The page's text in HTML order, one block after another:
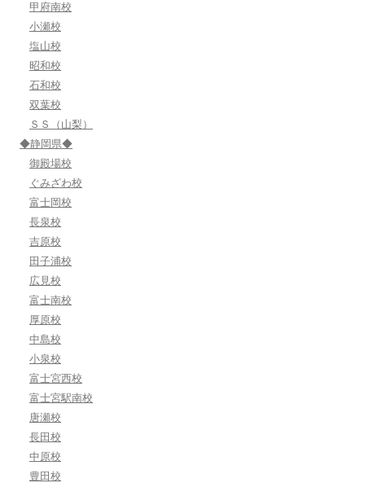
甲府南校
小瀬校
塩山校
昭和校
石和校
双葉校
ＳＳ（山梨）
◆静岡県◆
御殿場校
ぐみざわ校
富士岡校
長泉校
吉原校
田子浦校
広見校
富士南校
厚原校
中島校
小泉校
富士宮西校
富士宮駅南校
唐瀬校
長田校
中原校
豊田校